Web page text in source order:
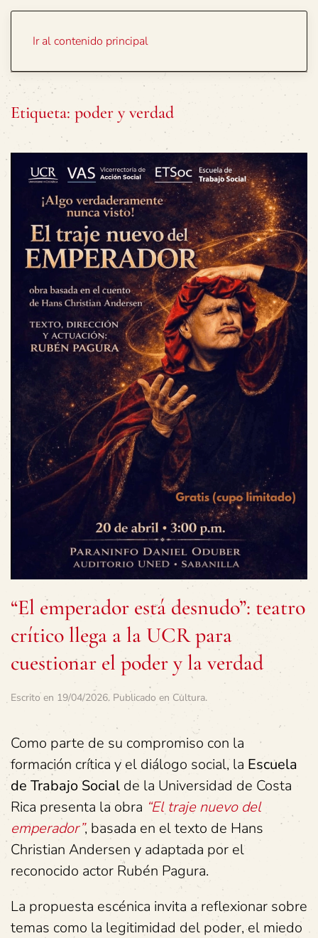
Ir al contenido principal
Etiqueta: poder y verdad
“El emperador está desnudo”: teatro
crítico llega a la UCR para
cuestionar el poder y la verdad
Escrito en 19/04/2026. Publicado en Cultura.
Como parte de su compromiso con la
formación crítica y el diálogo social, la Escuela
de Trabajo Social de la Universidad de Costa
Rica presenta la obra “El traje nuevo del
emperador”, basada en el texto de Hans
Christian Andersen y adaptada por el
reconocido actor Rubén Pagura.
La propuesta escénica invita a reflexionar sobre
temas como la legitimidad del poder, el miedo